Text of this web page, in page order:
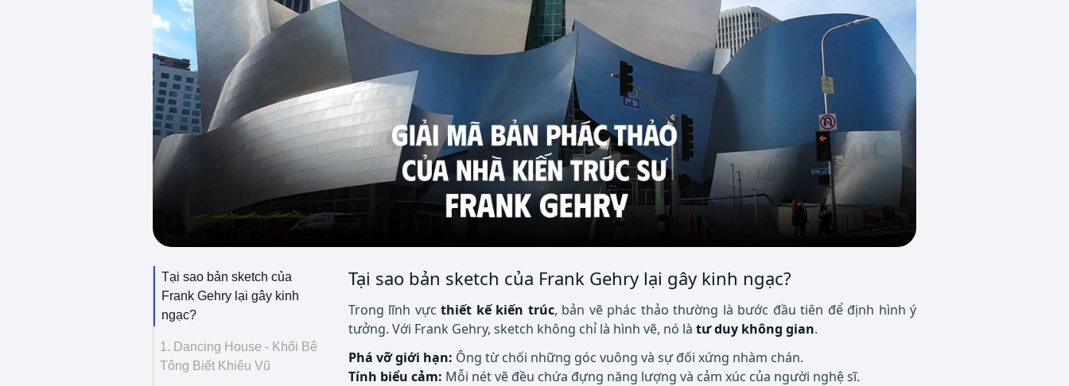
Tại sao bản sketch của
Frank Gehry lại gây kinh
ngạc?
1. Dancing House - Khối Bê
Tông Biết Khiêu Vũ
Tại sao bản sketch của Frank Gehry lại gây kinh ngạc?
Trong lĩnh vựcthiết kế kiến trúc, bản vẽ phác thảo thường là bước đầu tiên để định hình ý
tưởng. Với Frank Gehry, sketch không chỉ là hình vẽ, nó là tư duy không gian.
Phá vỡ giới hạn: Ông từ chối những góc vuông và sự đối xứng nhàm chán.
Tính biểu cảm: Mỗi nét vẽ đều chứa đựng năng lượng và cảm xúc của người nghệ sĩ.